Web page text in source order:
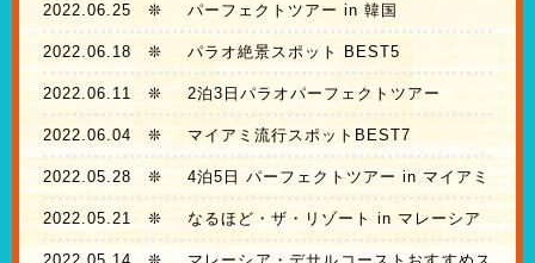
2022.06.25 ❊ パーフェクトツアー in 韓国
2022.06.18 ❊ パラオ絶景スポット BEST5
2022.06.11 ❊ 2泊3日パラオパーフェクトツアー
2022.06.04 ❊ マイアミ流行スポットBEST7
2022.05.28 ❊ 4泊5日 パーフェクトツアー in マイアミ
2022.05.21 ❊ なるほど・ザ・リゾート in マレーシア